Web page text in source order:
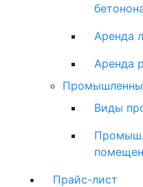
Аренда
Аренда
Виды
Прайс-лист